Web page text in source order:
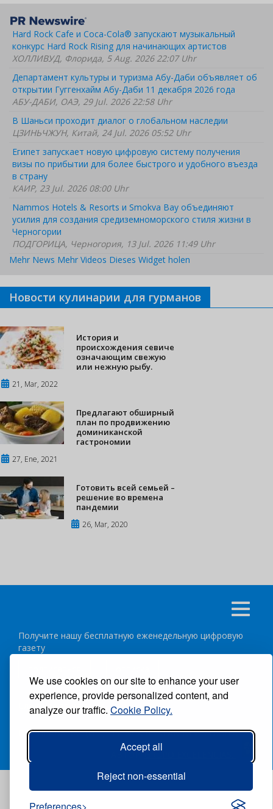
We use cookies on our site to enhance your user
experience, provide personalized content, and
analyze our traffic. Cookie Policy.
Accept all
Reject non-essential
Hard Rock Cafe и Coca-Cola® запускают музыкальный
конкурс Hard Rock Rising для начинающих артистов
ХОЛЛИВУД, Флорида, 5 Aug. 2026 22:07 Uhr
Департамент культуры и туризма Абу-Даби объявляет об
открытии Гуггенхайм Абу-Даби 11 декабря 2026 года
АБУ-ДАБИ, ОАЭ, 29 Jul. 2026 22:58 Uhr
В Шаньси проходит диалог о глобальном наследии
ЦЗИНЬЧЖУН, Китай, 24 Jul. 2026 05:52 Uhr
Египет запускает новую цифровую систему получения
визы по прибытии для более быстрого и удобного въезда
в страну
КАИР, 23 Jul. 2026 08:00 Uhr
Nammos Hotels & Resorts и Smokva Bay объединяют
усилия для создания средиземноморского стиля жизни в
Черногории
ПОДГОРИЦА, Черногория, 13 Jul. 2026 11:49 Uhr
Mehr News Mehr Videos Dieses Widget holen
Новости кулинарии для гурманов
История и
происхождения севиче
означающим свежую
или нежную рыбу.
21, Mar, 2022
Предлагают обширный
план по продвижению
доминиканской
гастрономии
27, Ene, 2021
Готовить всей семьей –
решение во времена
пандемии
26, Mar, 2020
Получите нашу бесплатную еженедельную цифровую
газету
Следуйте за нами:
ВСЕ ПРАВА ЗАЩИЩЕНЫ ®CARIBBEAN NEWS DIGITAL.
АВТОР:GRUPO EXCELENCIAS.